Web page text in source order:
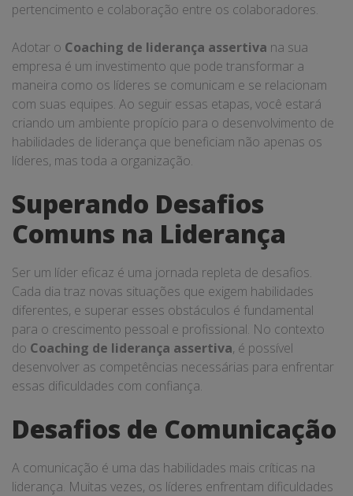
pertencimento e colaboração entre os colaboradores.
Adotar o Coaching de liderança assertiva na sua
empresa é um investimento que pode transformar a
maneira como os líderes se comunicam e se relacionam
com suas equipes. Ao seguir essas etapas, você estará
criando um ambiente propício para o desenvolvimento de
habilidades de liderança que beneficiam não apenas os
líderes, mas toda a organização.
Superando Desafios
Comuns na Liderança
Ser um líder eficaz é uma jornada repleta de desafios.
Cada dia traz novas situações que exigem habilidades
diferentes, e superar esses obstáculos é fundamental
para o crescimento pessoal e profissional. No contexto
do Coaching de liderança assertiva, é possível
desenvolver as competências necessárias para enfrentar
essas dificuldades com confiança.
Desafios de Comunicação
A comunicação é uma das habilidades mais críticas na
liderança. Muitas vezes, os líderes enfrentam dificuldades